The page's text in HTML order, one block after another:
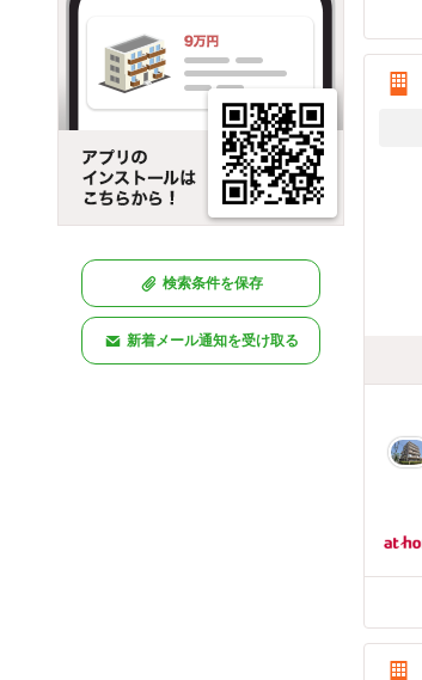
検索条件を保存
新着メール通知を受け取る